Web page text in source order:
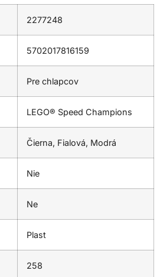
2277248
5702017816159
Pre chlapcov
LEGO® Speed Champions
Čierna, Fialová, Modrá
Nie
Ne
Plast
258